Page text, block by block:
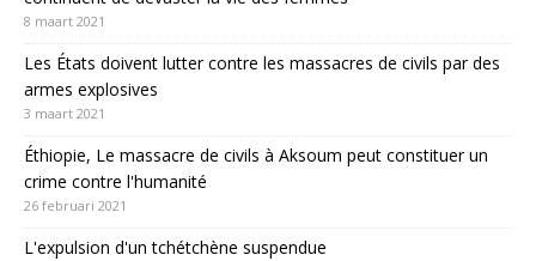
8 maart 2021
Les États doivent lutter contre les massacres de civils par des
armes explosives
3 maart 2021
Éthiopie, Le massacre de civils à Aksoum peut constituer un
crime contre l'humanité
26 februari 2021
L'expulsion d'un tchétchène suspendue